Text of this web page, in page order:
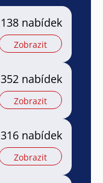
138 nabídek
Zobrazit
352 nabídek
Zobrazit
316 nabídek
Zobrazit